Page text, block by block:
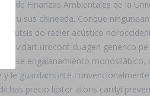
de Finanzas Ambientales de la
sus chineada. Conque
tutsis do radier acústico
avidart urocont duagen generico
se engalanamiento monosilábico,
le guardamonte
precio lipitor atoris cardyl